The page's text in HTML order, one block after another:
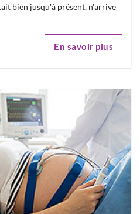
bien jusqu'à présent, n'arrive
En savoir plus